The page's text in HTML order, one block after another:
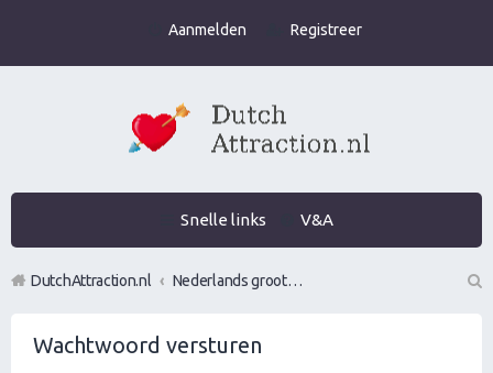
Aanmelden Registreer
Snelle links V&A
DutchAttraction.nl
Nederlands grootste Dutch Attraction, Lifestyle, Vrouwen versieren en Pick-Up (PUA) Forum
Wachtwoord versturen